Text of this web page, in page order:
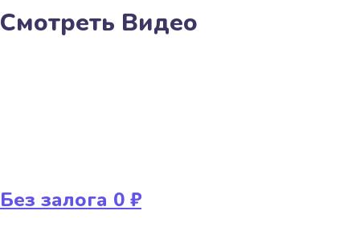
Смотреть Видео
Без залога 0 ₽